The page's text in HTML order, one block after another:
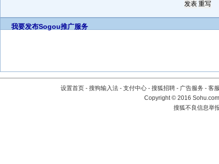
我要发布Sogou推广服务
设置首页 - 搜狗输入法 - 支付中心 - 搜狐招聘 - 广告服务 - 客
Copyright©2016
搜狐不良信息举